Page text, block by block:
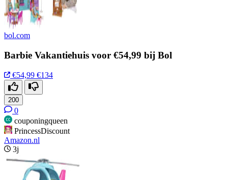
bol.com
Barbie Vakantiehuis voor €54,99 bij Bol
€54,99 €134
200
0
couponingqueen
PrincessDiscount
Amazon.nl
3j